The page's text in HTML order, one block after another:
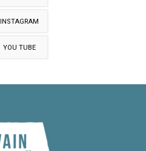
INSTAGRAM
YOU TUBE